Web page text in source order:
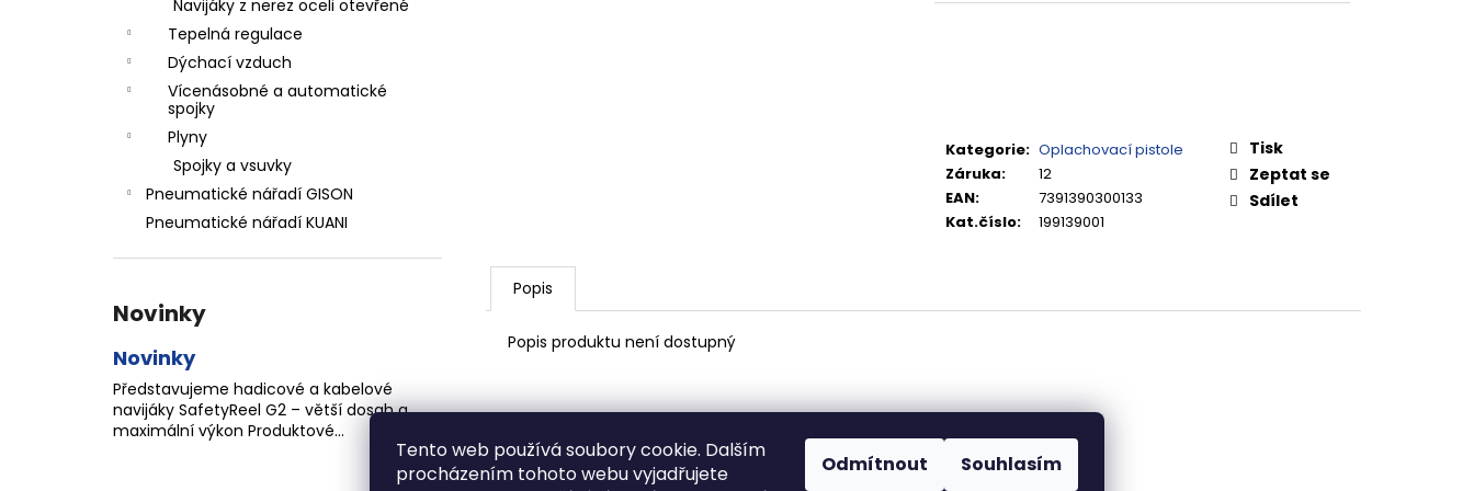
Tento web používá soubory cookie. Dalším
procházením tohoto webu vyjadřujete
Odmítnout Souhlasím
Navijáky z nerez oceli otevřené
Tepelná regulace
Dýchací vzduch
Vícenásobné a automatické
spojky
Plyny
Spojky a vsuvky
Pneumatické nářadí GISON
Pneumatické nářadí KUANI
Novinky
Novinky
Představujeme hadicové a kabelové
navijáky SafetyReel G2 – větší dosah a
maximální výkon Produktové...
Kategorie: Oplachovací pistole
Záruka:
12
EAN:
7391390300133
Kat.číslo: 199139001
Tisk
Zeptat se
Sdílet
Popis
Popis produktu není dostupný
684,86 Kč